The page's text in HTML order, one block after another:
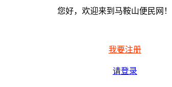
您好，欢迎来到马鞍山便民网！
我要注册
请登录